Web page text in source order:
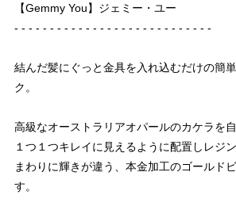
【Gemmy You】ジェミー・ユー
- - - - - - - - - - - - - - - - - - - - - - - - - - - -
結んだ髪にぐっと金具を入れ込むだけの簡
ク。
高級なオーストラリアオパールのカケラを
１つ１つキレイに見えるように配置しレジ
まわりに輝きが違う、本金加工のゴールド
す。